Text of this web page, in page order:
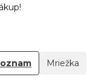
Mriežka